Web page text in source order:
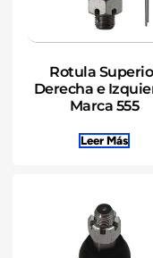
Rotula
Derecha e
Marca 555
Leer Más